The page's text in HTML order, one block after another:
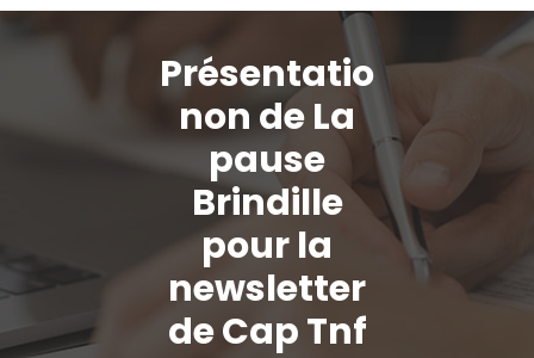
Présentatio
non de La
pause
Brindille
pour la
newsletter
de Cap Tnf